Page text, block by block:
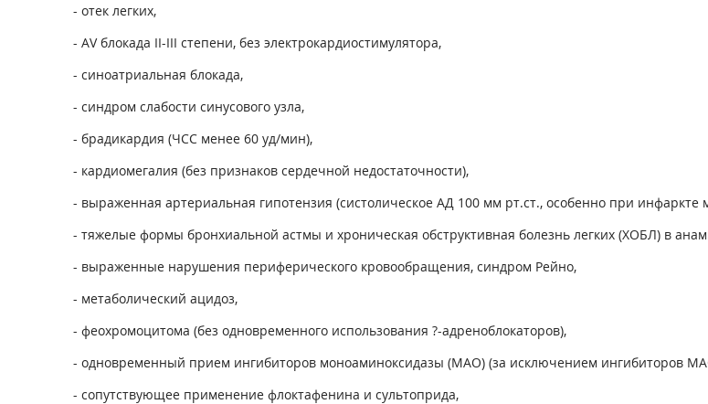
- отек легких,
- AV блокада II-III степени, без электрокардиостимулятора,
- синоатриальная блокада,
- синдром слабости синусового узла,
- брадикардия (ЧСС менее 60 уд/мин),
- кардиомегалия (без признаков сердечной недостаточности),
- выраженная артериальная гипотензия (систолическое АД 100 мм рт.ст., особенно при инфаркте
- тяжелые формы бронхиальной астмы и хроническая обструктивная болезнь легких (ХОБЛ) в
- выраженные нарушения периферического кровообращения, синдром Рейно,
- метаболический ацидоз,
- феохромоцитома (без одновременного использования ?-адреноблокаторов),
- одновременный прием ингибиторов моноаминоксидазы (МАО) (за исключением ингибиторов
- сопутствующее применение флоктафенина и сультоприда,